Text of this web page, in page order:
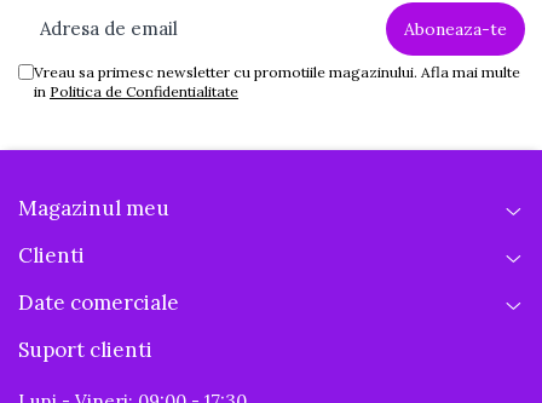
Vreau sa primesc newsletter cu promotiile magazinului. Afla mai multe
in Politica de Confidentialitate
Magazinul meu
Clienti
Date comerciale
Suport clienti